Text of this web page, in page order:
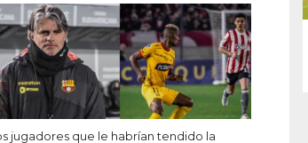
jugadores que le habrían tendido la